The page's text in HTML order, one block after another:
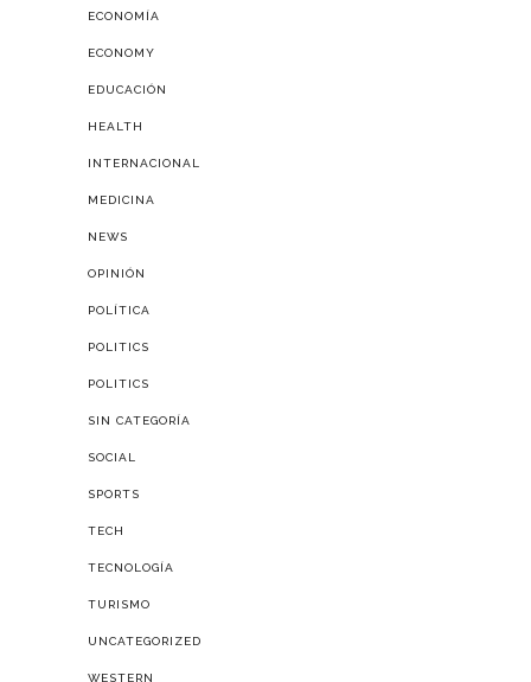
ECONOMÍA
ECONOMY
EDUCACIÓN
HEALTH
INTERNACIONAL
MEDICINA
NEWS
OPINIÓN
POLÍTICA
POLITICS
POLITICS
SIN CATEGORÍA
SOCIAL
SPORTS
TECH
TECNOLOGÍA
TURISMO
UNCATEGORIZED
WESTERN